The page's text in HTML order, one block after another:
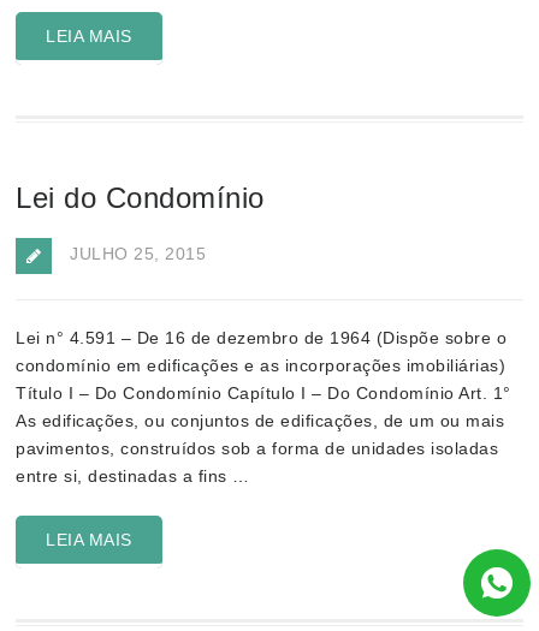
LEIA MAIS
Lei do Condomínio
JULHO 25, 2015
Lei n° 4.591 – De 16 de dezembro de 1964 (Dispõe sobre o
condomínio em edificações e as incorporações imobiliárias)
Título I – Do Condomínio Capítulo I – Do Condomínio Art. 1°
As edificações, ou conjuntos de edificações, de um ou mais
pavimentos, construídos sob a forma de unidades isoladas
entre si, destinadas a fins …
LEIA MAIS